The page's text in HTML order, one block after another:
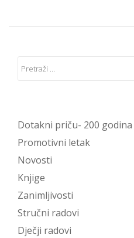
Dotakni priču- 200
Promotivni letak
Novosti
Knjige
Zanimljivosti
Stručni radovi
Dječji radovi